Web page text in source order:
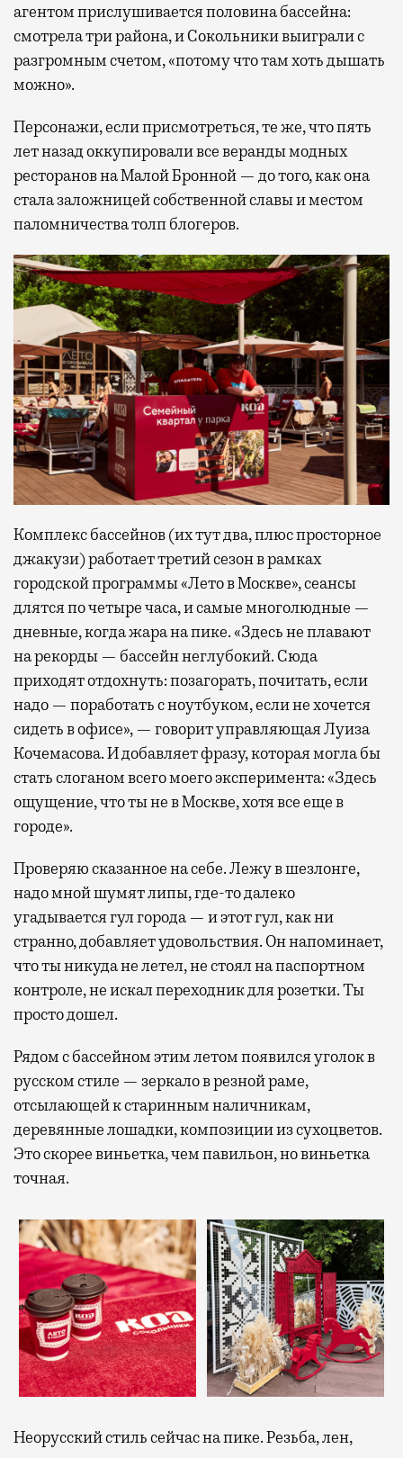
агентом прислушивается половина бассейна:
смотрела три района, и Сокольники выиграли с
разгромным счетом, «потому что там хоть дышать
можно».
Персонажи, если присмотреться, те же, что пять
лет назад оккупировали все веранды модных
ресторанов на Малой Бронной — до того, как она
стала заложницей собственной славы и местом
паломничества толп блогеров.
Комплекс бассейнов (их тут два, плюс просторное
джакузи) работает третий сезон в рамках
городской программы «Лето в Москве», сеансы
длятся по четыре часа, и самые многолюдные —
дневные, когда жара на пике. «Здесь не плавают
на рекорды — бассейн неглубокий. Сюда
приходят отдохнуть: позагорать, почитать, если
надо — поработать с ноутбуком, если не хочется
сидеть в офисе», — говорит управляющая Луиза
Кочемасова. И добавляет фразу, которая могла бы
стать слоганом всего моего эксперимента: «Здесь
ощущение, что ты не в Москве, хотя все еще в
городе».
Проверяю сказанное на себе. Лежу в шезлонге,
надо мной шумят липы, где-то далеко
угадывается гул города — и этот гул, как ни
странно, добавляет удовольствия. Он напоминает,
что ты никуда не летел, не стоял на паспортном
контроле, не искал переходник для розетки. Ты
просто дошел.
Рядом с бассейном этим летом появился уголок в
русском стиле — зеркало в резной раме,
отсылающей к старинным наличникам,
деревянные лошадки, композиции из сухоцветов.
Это скорее виньетка, чем павильон, но виньетка
точная.
Неорусский стиль сейчас на пике. Резьба, лен,